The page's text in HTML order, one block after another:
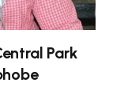
Park